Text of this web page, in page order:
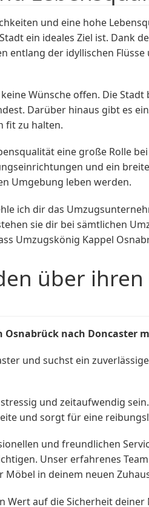
und eine hohe
ein ideales Ziel ist. Dank
der idyllischen
Wünsche offen. Die
Darüber hinaus gibt es
fit zu halten.
eine große Rolle
und ein
Umgebung leben werden.
ich dir das
sie dir bei sämtlichen
Umzugskönig Kappel
über
Osnabrück nach Doncaster
und suchst ein
und zeitaufwendig
und sorgt für eine
und freundlichen
Unser erfahrenes
in deinem neuen
Wert auf die Sicherheit